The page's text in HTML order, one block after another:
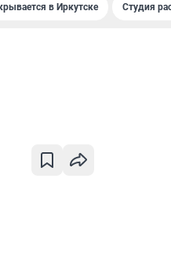
в Иркутске Студия